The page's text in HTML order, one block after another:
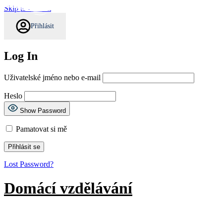
Skip to content
Přihlásit
Log In
Uživatelské jméno nebo e-mail
Heslo
Show Password
Pamatovat si mě
Lost Password?
Domácí vzdělávání